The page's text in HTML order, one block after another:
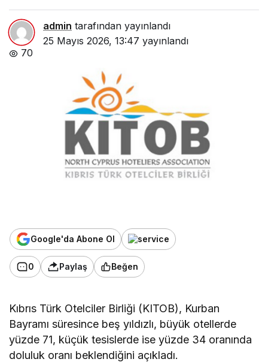
admin tarafından yayınlandı
25 Mayıs 2026, 13:47 yayınlandı
70
Google'da Abone Ol
0 Paylaş Beğen
Kıbrıs Türk Otelciler Birliği (KITOB), Kurban
Bayramı süresince beş yıldızlı, büyük otellerde
yüzde 71, küçük tesislerde ise yüzde 34 oranında
doluluk oranı beklendiğini açıkladı.